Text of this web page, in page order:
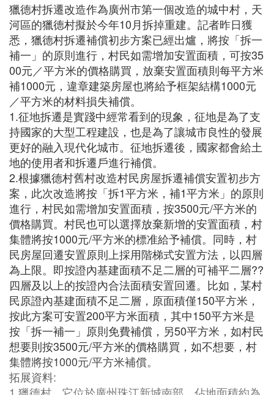
獵德村拆遷改造作為廣州市第一個改造的城中村，天
河區的獵德村擬於今年10月拆掉重建。記者昨日獲
悉，獵德村拆遷補償初步方案已經出爐，將按「拆一
補一」的原則進行，村民如需增加安置面積，可按35
00元／平方米的價格購買，放棄安置面積則每平方米
補1000元，違章建築房屋也將給予框架結構1000元
／平方米的材料損失補償。
1.征地拆遷是實踐中經常看到的現象，征地是為了支
持國家的大型工程建設，也是為了讓城市良性的發展
更好的融入現代化城市。征地拆遷後，國家都會給土
地的使用者和拆遷戶進行補償。
2.根據獵德村舊村改造村民房屋拆遷補償安置初步方
案，此次改造將按「拆1平方米，補1平方米」的原則
進行，村民如需增加安置面積，按3500元/平方米的
價格購買。村民也可以選擇放棄新增的安置面積，村
集體將按1000元/平方米的標准給予補償。同時，村
民房屋回遷安置原則上採用階梯式安置方法，以四層
為上限。即按證內基建面積不足二層的可補平二層??
四層及以上的按證內合法面積安置回遷。比如，某村
民原證內基建面積不足二層，原面積僅150平方米，
按此方案可安置200平方米面積，其中150平方米是
按「拆一補一」原則免費補償，另50平方米，如村民
想要則按3500元/平方米的價格購買，如不想要，村
集體將按1000元/平方米補償。
拓展資料: